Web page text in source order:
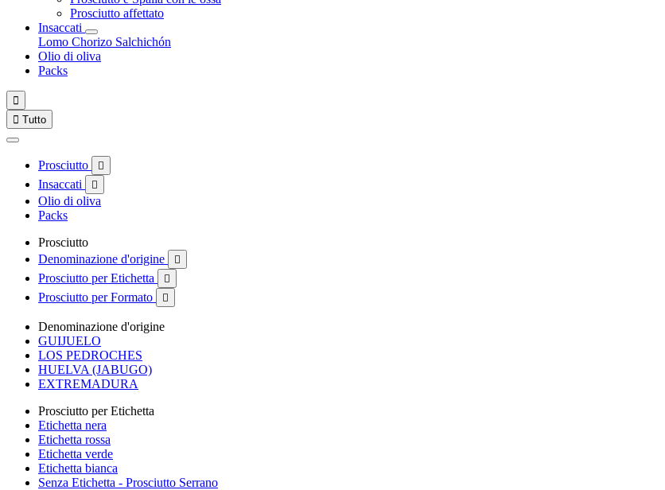
Prosciutto affettato
Insaccati
Lomo Chorizo Salchichón
Olio di oliva
Packs

 Tutto
Prosciutto 
Insaccati 
Olio di oliva
Packs
Prosciutto
Denominazione d'origine

Prosciutto per Etichetta 
Prosciutto per Formato 
Denominazione d'origine
GUIJUELO
LOS PEDROCHES
HUELVA (JABUGO)
EXTREMADURA
Prosciutto per Etichetta
Etichetta nera
Etichetta rossa
Etichetta verde
Etichetta bianca
Senza Etichetta - Prosciutto Serrano